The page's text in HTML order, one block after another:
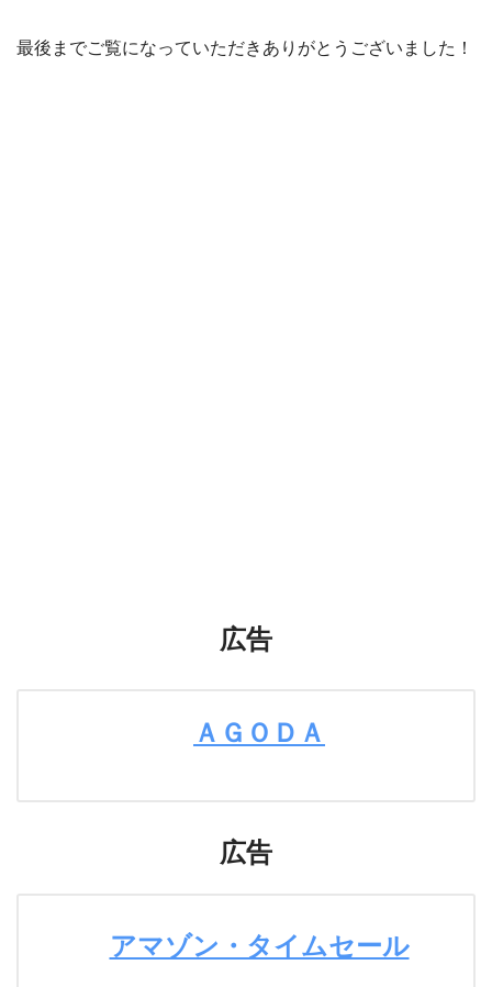
最後までご覧になっていただきありがとうございました！
広告
ＡＧＯＤＡ
広告
アマゾン・タイムセール